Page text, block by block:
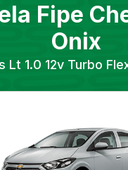
Fipe
Onix
Lt 1.0 12v Turbo